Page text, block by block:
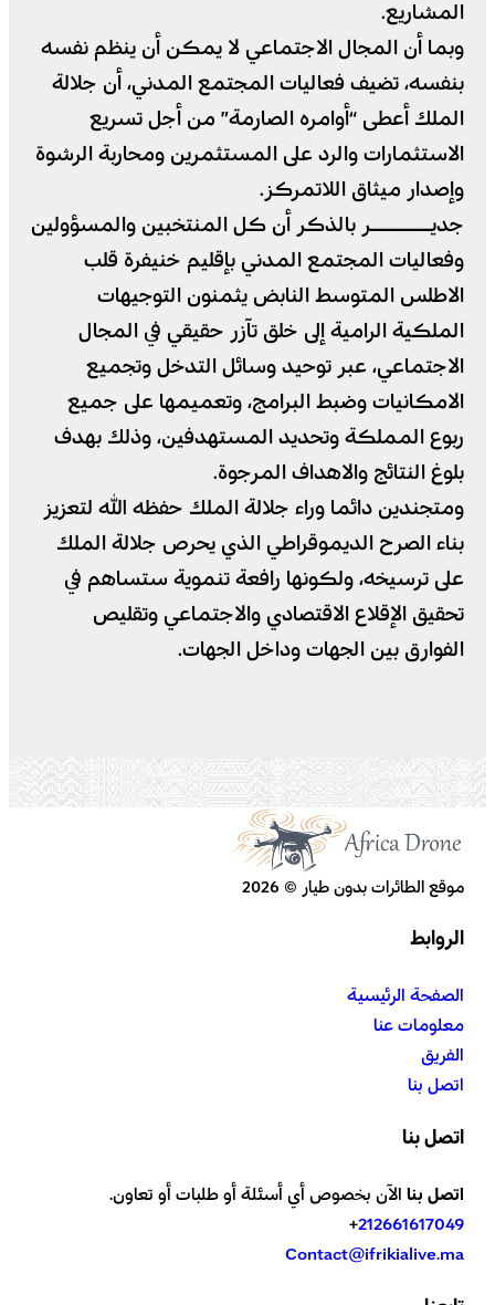
المشاريع.
وبما أن المجال الاجتماعي لا يمكن أن ينظم نفسه
بنفسه، تضيف فعاليات المجتمع المدني، أن جلالة
الملك أعطى “أوامره الصارمة” من أجل تسريع
الاستثمارات والرد على المستثمرين ومحاربة الرشوة
وإصدار ميثاق اللاتمركز.
جديــــــر بالذكر أن كل المنتخبين والمسؤولين
وفعاليات المجتمع المدني بإقليم خنيفرة قلب
الاطلس المتوسط النابض يثمنون التوجيهات
الملكية الرامية إلى خلق تآزر حقيقي في المجال
الاجتماعي، عبر توحيد وسائل التدخل وتجميع
الامكانيات وضبط البرامج، وتعميمها على جميع
ربوع المملكة وتحديد المستهدفين، وذلك بهدف
بلوغ النتائج والاهداف المرجوة.
ومتجندين دائما وراء جلالة الملك حفظه الله لتعزيز
بناء الصرح الديموقراطي الذي يحرص جلالة الملك
على ترسيخه، ولكونها رافعة تنموية ستساهم في
تحقيق الإقلاع الاقتصادي والاجتماعي وتقليص
الفوارق بين الجهات وداخل الجهات.
موقع الطائرات بدون طيار © 2026
الروابط
الصفحة الرئيسية
معلومات عنا
الفريق
اتصل بنا
اتصل بنا
اتصل بنا الآن بخصوص أي أسئلة أو طلبات أو تعاون.
212661617049
+
Contact@ifrikialive.ma